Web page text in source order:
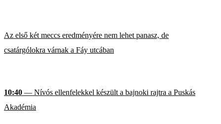
Az első két meccs eredményére nem lehet panasz, de
csatárgólokra várnak a Fáy utcában
10:40 — Nívós ellenfelekkel készült a bajnoki rajtra a Puskás
Akadémia